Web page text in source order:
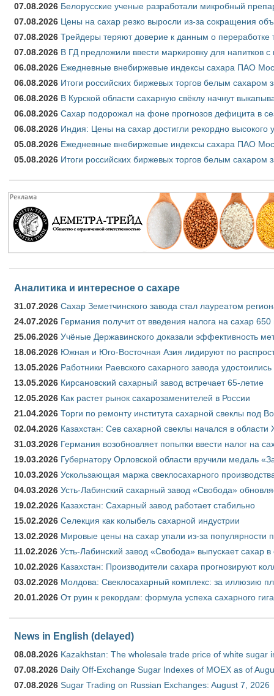
07.08.2026 Белорусские ученые разработали микробный
07.08.2026 Цены на сахар резко выросли из-за сокращения
07.08.2026 Трейдеры теряют доверие к данным о переработке
07.08.2026 В ГД предложили ввести маркировку для напитков
06.08.2026 Ежедневные внебиржевые индексы сахара ПАО
06.08.2026 Итоги российских биржевых торгов белым сахаром
06.08.2026 В Курской области сахарную свёклу начнут
06.08.2026 Сахар подорожал на фоне прогнозов дефицита в
06.08.2026 Индия: Цены на сахар достигли рекордно высокого
05.08.2026 Ежедневные внебиржевые индексы сахара ПАО
05.08.2026 Итоги российских биржевых торгов белым сахаром
Аналитика и интересное о сахаре
31.07.2026 Сахар Земетчинского завода стал лауреатом
24.07.2026 Германия получит от введения налога на сахар
25.06.2026 Учёные Державинского доказали эффективность
18.06.2026 Южная и Юго-Восточная Азия лидируют по
13.05.2026 Работники Раевского сахарного завода удостоились
13.05.2026 Кирсановский сахарный завод встречает 65-летие
12.05.2026 Как растет рынок сахарозаменителей в России
21.04.2026 Торги по ремонту института сахарной свеклы под
02.04.2026 Казахстан: Сев сахарной свеклы начался в области
31.03.2026 Германия возобновляет попытки ввести налог на
19.03.2026 Губернатору Орловской области вручили медаль
10.03.2026 Ускользающая маржа свеклосахарного
04.03.2026 Усть-Лабинский сахарный завод «Свобода»
19.02.2026 Казахстан: Сахарный завод работает стабильно
15.02.2026 Селекция как колыбель сахарной индустрии
13.02.2026 Мировые цены на сахар упали из-за популярности
11.02.2026 Усть-Лабинский завод «Свобода» выпускает сахар в
10.02.2026 Казахстан: Производители сахара прогнозируют
03.02.2026 Молдова: Свеклосахарный комплекс: за иллюзию
20.01.2026 От руин к рекордам: формула успеха сахарного
News in English (delayed)
08.08.2026 Kazakhstan: The wholesale trade price of white sugar
07.08.2026 Daily Off-Exchange Sugar Indexes of MOEX as of
07.08.2026 Sugar Trading on Russian Exchanges: August 7, 2026